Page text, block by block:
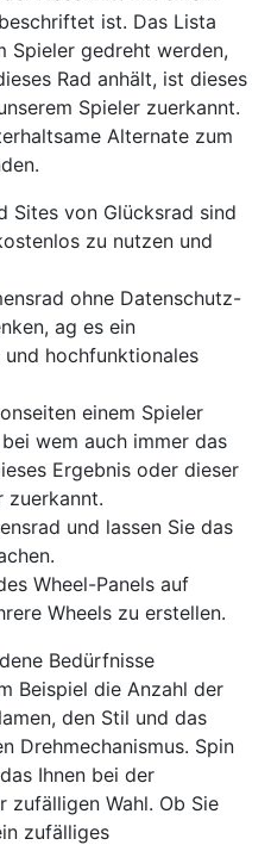
ist. Das Lista
Spieler gedreht werden,
Rad anhält, ist dieses
Spieler zuerkannt.
Alternate zum
Sites von Glücksrad sind
zu nutzen und
ohne Datenschutz-
ag es ein
hochfunktionales
einem Spieler
wem auch immer das
Ergebnis oder dieser
zuerkannt.
und lassen Sie das
Wheel-Panels auf
Wheels zu erstellen.
Bedürfnisse
Beispiel die Anzahl der
den Stil und das
Drehmechanismus. Spin
Ihnen bei der
zufälligen Wahl. Ob Sie
zufälliges